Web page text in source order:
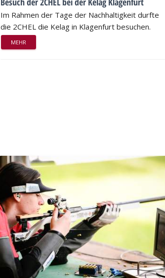
Im Rahmen der Tage der Nachhaltigkeit durfte
die 2CHEL die Kelag in Klagenfurt besuchen.
MEHR